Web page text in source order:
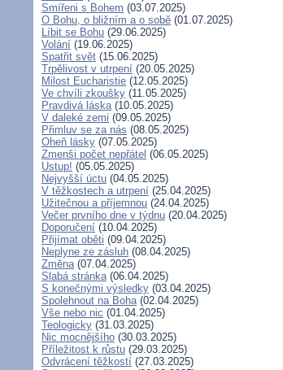
Smířeni s Bohem (03.07.2025)
O Bohu, o bližním a o sobě (01.07.2025)
Líbit se Bohu (29.06.2025)
Volání (19.06.2025)
Spatřit svět (15.06.2025)
Trpělivost v utrpení (20.05.2025)
Milost Eucharistie (12.05.2025)
Ve chvíli zkoušky (11.05.2025)
Pravdivá láska(10.05.2025)
V daleké zemi (09.05.2025)
Přimluv se za nás (08.05.2025)
Oheň lásky (07.05.2025)
Zmenši počet nepřátel (06.05.2025)
Ustup! (05.05.2025)
Nejvyšší úctu (04.05.2025)
V těžkostech a utrpení (25.04.2025)
Užitečnou a příjemnou (24.04.2025)
Večer prvního dne v týdnu (20.04.2025)
Doporučení (10.04.2025)
Přijímat oběti (09.04.2025)
Neplyne ze zásluh (08.04.2025)
Změna(07.04.2025)
Slabá stránka(06.04.2025)
S konečnými výsledky (03.04.2025)
Spolehnout na Boha(02.04.2025)
Vše nebo nic (01.04.2025)
Teologicky (31.03.2025)
Nic mocnějšího (30.03.2025)
Příležitost k růstu (29.03.2025)
Odvrácení těžkostí (27.03.2025)